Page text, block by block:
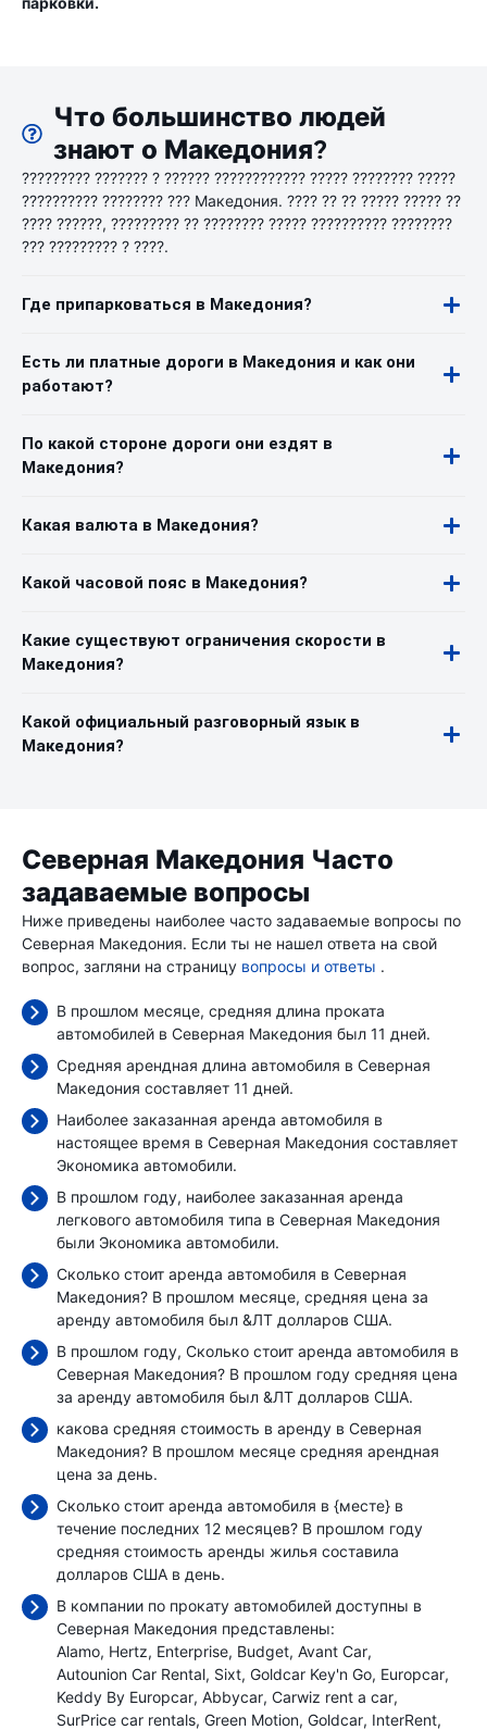
Что большинство людей
знают о Македония?
????????? ??????? ? ?????? ???????????? ????? ???????? ?????
?????????? ???????? ??? Македония. ???? ?? ?? ????? ????? ??
???? ??????, ????????? ?? ???????? ????? ?????????? ????????
??? ????????? ? ????.
Где припарковаться в Македония?
Есть ли платные дороги в Македония и как они
работают?
По какой стороне дороги они ездят в
Македония?
Какая валюта в Македония?
Какой часовой пояс в Македония?
Какие существуют ограничения скорости в
Македония?
Какой официальный разговорный язык в
Македония?
Северная Македония Часто
задаваемые вопросы
Ниже приведены наиболее часто задаваемые вопросы по
Северная Македония. Если ты не нашел ответа на свой
вопрос, загляни на страницу вопросы и ответы .
В прошлом месяце, средняя длина проката
автомобилей в Северная Македония был 11 дней.
Средняя арендная длина автомобиля в Северная
Македония составляет 11 дней.
Наиболее заказанная аренда автомобиля в
настоящее время в Северная Македония составляет
Экономика автомобили.
В прошлом году, наиболее заказанная аренда
легкового автомобиля типа в Северная Македония
были Экономика автомобили.
Сколько стоит аренда автомобиля в Северная
Македония? В прошлом месяце, средняя цена за
аренду автомобиля был &ЛТ долларов США.
В прошлом году, Сколько стоит аренда автомобиля в
Северная Македония? В прошлом году средняя цена
за аренду автомобиля был &ЛТ долларов США.
какова средняя стоимость в аренду в Северная
Македония? В прошлом месяце средняя арендная
цена за день.
Сколько стоит аренда автомобиля в {месте} в
течение последних 12 месяцев? В прошлом году
средняя стоимость аренды жилья составила
долларов США в день.
В компании по прокату автомобилей доступны в
Северная Македония представлены:
Alamo Hertz Enterprise Budget Avant Car
Autounion Car Rental Sixt Goldcar Key'n Go Europcar
Keddy By Europcar Abbycar Carwiz rent a car
SurPrice car rentals Green Motion Goldcar InterRent